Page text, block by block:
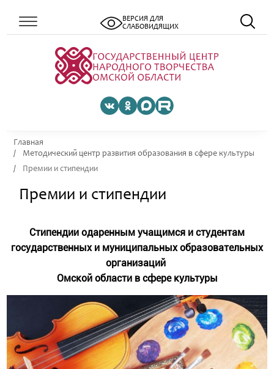
ВЕРСИЯ ДЛЯ
СЛАБОВИДЯЩИХ
Главная
Методический центр развития образования в сфере культуры
Премии и стипендии
Премии и стипендии
Стипендии одаренным учащимся и студентам
государственных и муниципальных образовательных
организаций
Омской области в сфере культуры